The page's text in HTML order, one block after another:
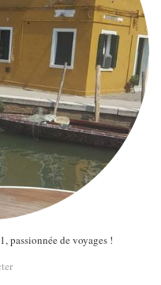
passionnée de voyages !